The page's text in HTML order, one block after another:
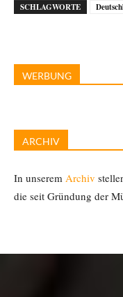
SCHLAGWORTE
WERBUNG
ARCHIV
In unserem Archiv
die seit Gründung der